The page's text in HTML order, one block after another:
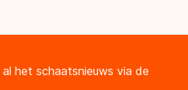
het schaatsnieuws via de